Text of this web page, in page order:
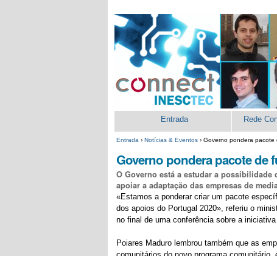
para
o
conteúdo.
|
a
navegação
Pessoais
Secções
Entrada Rede
Entrada › Notícias & Eventos › Governo pondera pacote
Governo pondera pacote de
O Governo está a estudar a
apoiar a adaptação das empresas de
«Estamos a ponderar criar um pacote
dos apoios do Portugal 2020», referiu o
no final de uma conferência sobre a
Poiares Maduro lembrou também que as